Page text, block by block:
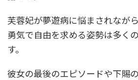
芙蓉妃が夢遊病に悩まされなが
勇気で自由を求める姿勢は多く
す。
彼女の最後のエピソードや下賜